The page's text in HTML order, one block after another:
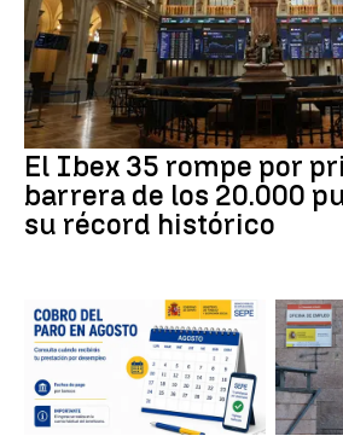
El Ibex 35 rompe por
barrera de los 20.000
su récord histórico